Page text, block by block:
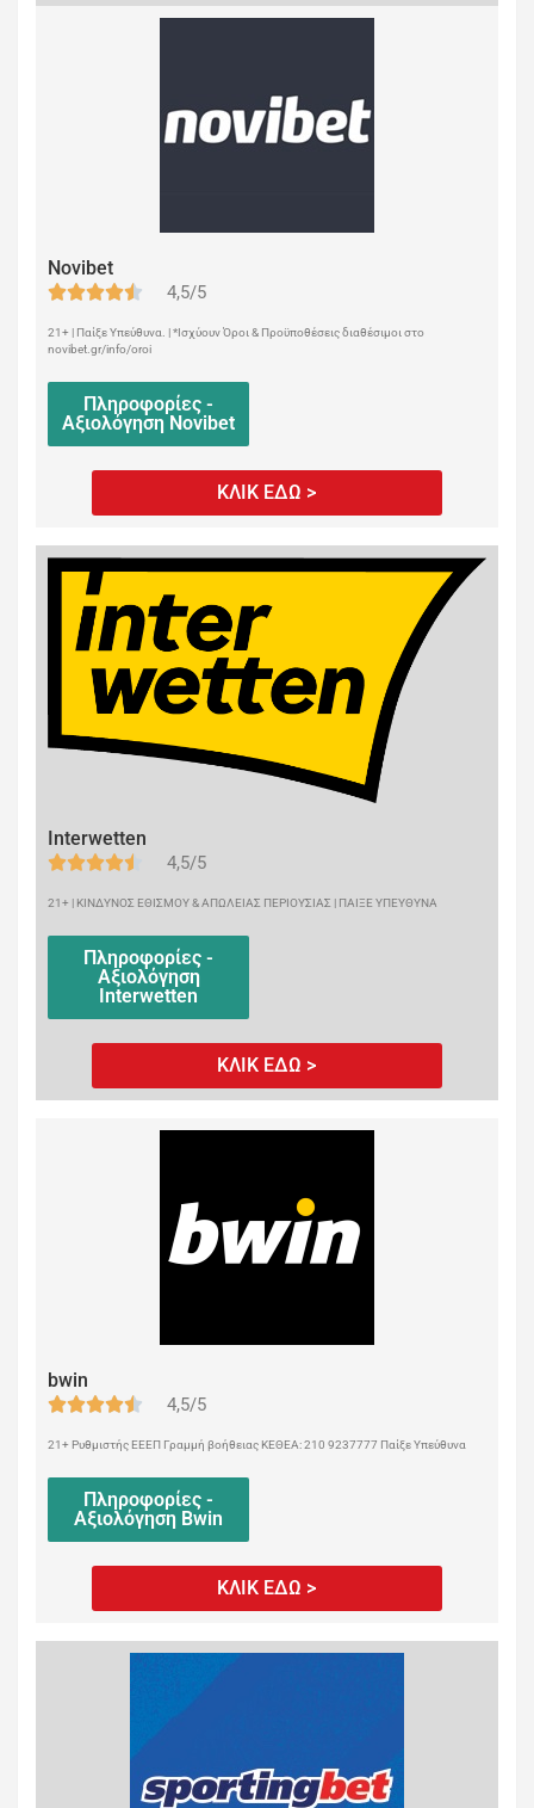
Novibet
4,5/5
21+ | Παίξε Υπεύθυνα. | *Ισχύουν Όροι & Προϋποθέσεις διαθέσιμοι στο
novibet.gr/info/oroi
Πληροφορίες -
Αξιολόγηση Novibet
ΚΛΙΚ ΕΔΩ >
Interwetten
4,5/5
21+ | ΚΙΝΔΥΝΟΣ ΕΘΙΣΜΟΥ & ΑΠΩΛΕΙΑΣ ΠΕΡΙΟΥΣΙΑΣ | ΠΑΙΞΕ ΥΠΕΥΘΥΝΑ
Πληροφορίες -
Αξιολόγηση
Interwetten
ΚΛΙΚ ΕΔΩ >
bwin
4,5/5
21+ Ρυθμιστής ΕΕΕΠ Γραμμή βοήθειας ΚΕΘΕΑ: 210 9237777 Παίξε Υπεύθυνα
Πληροφορίες -
Αξιολόγηση Bwin
ΚΛΙΚ ΕΔΩ >